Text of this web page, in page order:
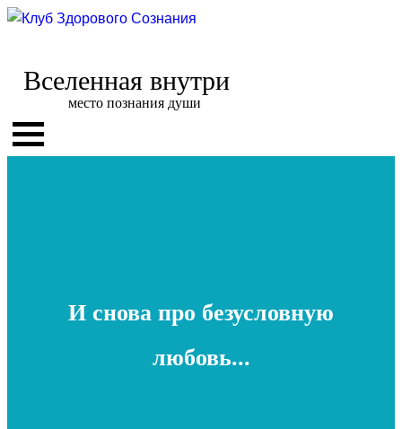
Вселенная внутри
место познания души
И снова про безусловную
любовь...